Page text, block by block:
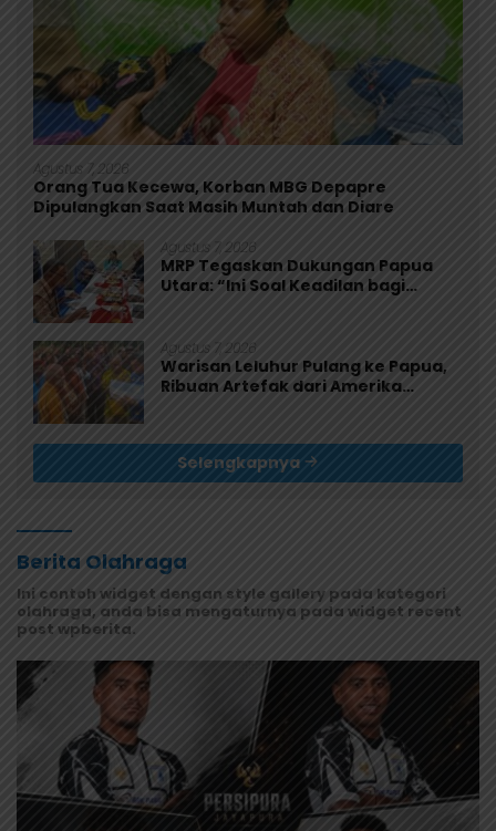
Agustus 7, 2026
Orang Tua Kecewa, Korban MBG Depapre
Dipulangkan Saat Masih Muntah dan Diare
Agustus 7, 2026
MRP Tegaskan Dukungan Papua
Utara: “Ini Soal Keadilan bagi
Agustus 7, 2026
Warisan Leluhur Pulang ke Papua,
Ribuan Artefak dari Amerika
Selengkapnya
Berita Olahraga
Ini contoh widget dengan style gallery pada kategori
olahraga, anda bisa mengaturnya pada widget recent
post wpberita.